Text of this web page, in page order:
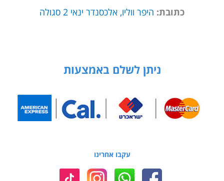
כתובת: היפר ווליו, אלכסנדר ינאי 2 סגולה
ניתן לשלם באמצעות
עקבו אחרינו